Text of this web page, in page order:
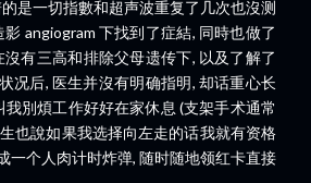
是一切指數和超声波重复了几次也沒测
angiogram 下找到了症結, 同時也做了
有三高和排除父母遗传下, 以及了解了
况后, 医生并沒有明确指明, 却话重心长
別煩工作好好在家休息 (支架手术通常
也說如果我选择向左走的话我就有资格
一个人肉计时炸弹, 随时随地领红卡直接